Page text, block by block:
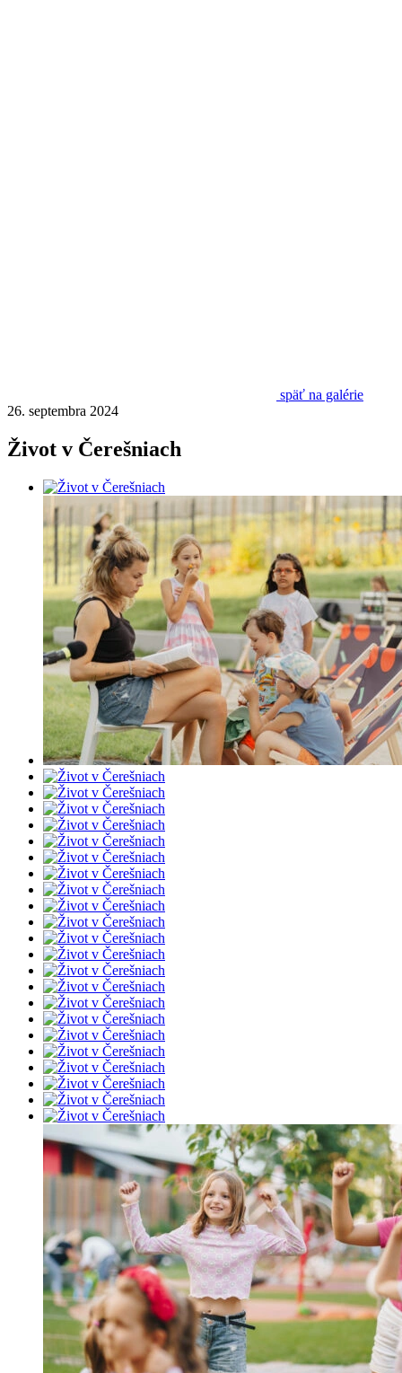
späť na galérie
26. septembra 2024
Život v Čerešniach